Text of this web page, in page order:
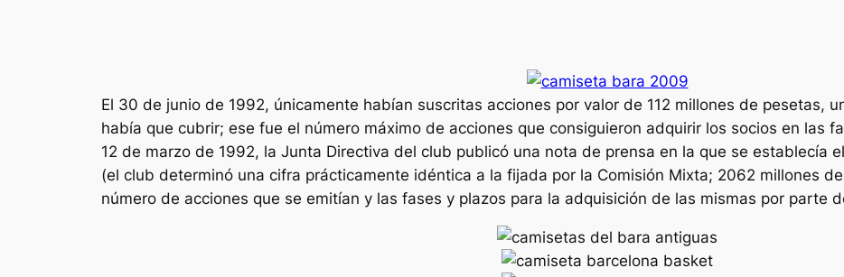
El 30 de junio de 1992, únicamente habían suscritas acciones por valor de 112 millones de pesetas,
había que cubrir; ese fue el número máximo de acciones que consiguieron adquirir los socios en las
12 de marzo de 1992, la Junta Directiva del club publicó una nota de prensa en la que se establecía
(el club determinó una cifra prácticamente idéntica a la fijada por la Comisión Mixta; 2062 millones
número de acciones que se emitían y las fases y plazos para la adquisición de las mismas por parte